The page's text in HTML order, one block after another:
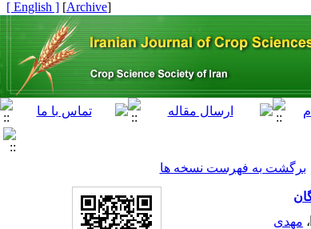
[
Archive
]
[ English ]
برگشت به فهرست نسخه ها
، مهدی